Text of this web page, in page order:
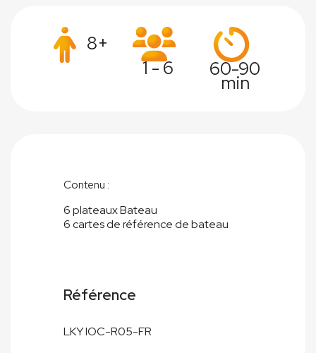
8+
1 - 6
60-90
min
Contenu :
6 plateaux Bateau
6 cartes de référence de bateau
Référence
LKY IOC-R05-FR